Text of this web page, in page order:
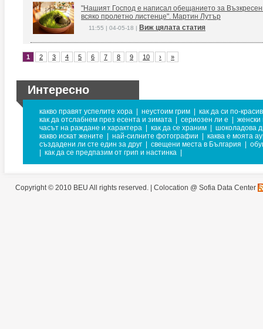
"Нашият Господ е написал обещанието за
всяко пролетно листенце". Мартин Лутър
11:55 | 04-05-18 | Виж цялата статия
1 2 3 4 5 6 7 8 9 10 › »
Интересно
какво правят успелите хора неустоим грим
как да си по-
как да отслабнем през есента и зимата
сериозен ли е
женски
часът на раждане и характера
как да се храним
шоколадова
какво искат жените
най-силните фотографии
каква е моята
създадени ли сте един за друг
свещени места в България
как да се предпазим от грип и настинка
Copyright © 2010 BEU All rights reserved. | Colocation @ Sofia Data Center